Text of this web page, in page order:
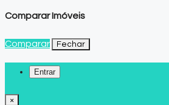
Comparar Imóveis
Comparar Fechar
Entrar
×